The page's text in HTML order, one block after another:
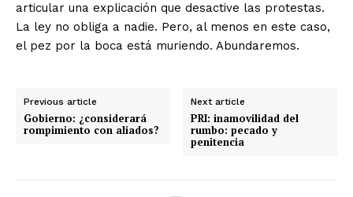
articular una explicación que desactive las protestas.
La ley no obliga a nadie. Pero, al menos en este caso,
el pez por la boca está muriendo. Abundaremos.
Previous article
Gobierno: ¿considerará
rompimiento con aliados?
Next article
PRI: inamovilidad del
rumbo: pecado y
penitencia